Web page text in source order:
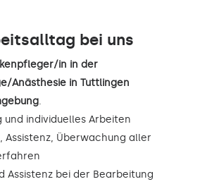
bei uns
in in der
Anästhesie in Tuttlingen
.
und individuelles Arbeiten
Assistenz, Überwachung aller
Assistenz bei der Bearbeitung